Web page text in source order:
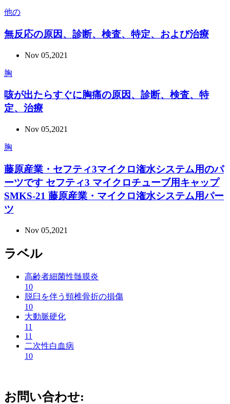
他の
無反応の原因、診断、検査、特定、および治療
Nov 05,2021
胸
咳が出たらすぐに胸痛の原因、診断、検査、特
定、治療
Nov 05,2021
胸
藤原産業・セフティ3マイクロ潅水システム用のパ
ーツです セフティ3 マイクロチューブ用キャップ
SMKS-21 藤原産業・マイクロ潅水システム用パー
ツ
Nov 05,2021
ラベル
高齢者細菌性髄膜炎
10
脱臼を伴う頸椎骨折の損傷
10
大動脈硬化
11
11
二次性白血病
10
お問い合わせ: